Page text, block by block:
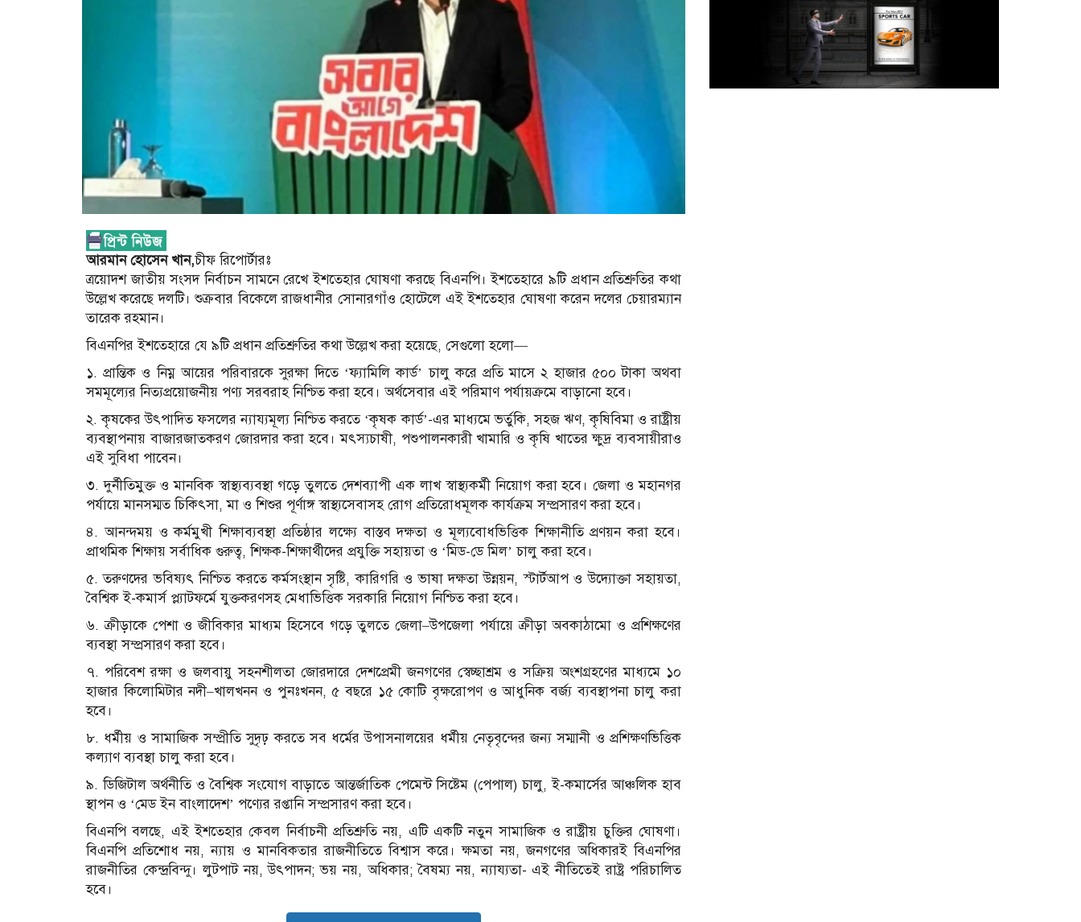
আরমান হোসেন খান,চীফ রিপোর্টারঃ
ত্রয়োদশ জাতীয় সংসদ নির্বাচন সামনে রেখে ইশতেহার ঘোষণা করছে বিএনপি। ইশতেহারে ৯টি প্রধান প্রতিশ্রুতির কথা
উল্লেখ করেছে দলটি। শুক্রবার বিকেলে রাজধানীর সোনারগাঁও হোটেলে এই ইশতেহার ঘোষণা করেন দলের চেয়ারম্যান
তারেক রহমান।
বিএনপির ইশতেহারে যে ৯টি প্রধান প্রতিশ্রুতির কথা উল্লেখ করা হয়েছে, সেগুলো হলো—
১. প্রান্তিক ও নিম্ন আয়ের পরিবারকে সুরক্ষা দিতে ‘ফ্যামিলি কার্ড’ চালু করে প্রতি মাসে ২ হাজার ৫০০ টাকা অথবা
সমমূল্যের নিত্যপ্রয়োজনীয় পণ্য সরবরাহ নিশ্চিত করা হবে। অর্থসেবার এই পরিমাণ পর্যায়ক্রমে বাড়ানো হবে।
২. কৃষকের উৎপাদিত ফসলের ন্যায্যমূল্য নিশ্চিত করতে ‘কৃষক কার্ড’-এর মাধ্যমে ভর্তুকি, সহজ ঋণ, কৃষিবিমা ও রাষ্ট্রীয়
ব্যবস্থাপনায় বাজারজাতকরণ জোরদার করা হবে। মৎস্যচাষী, পশুপালনকারী খামারি ও কৃষি খাতের ক্ষুদ্র ব্যবসায়ীরাও
এই সুবিধা পাবেন।
৩. দুর্নীতিমুক্ত ও মানবিক স্বাস্থ্যব্যবস্থা গড়ে তুলতে দেশব্যাপী এক লাখ স্বাস্থ্যকর্মী নিয়োগ করা হবে। জেলা ও মহানগর
পর্যায়ে মানসম্মত চিকিৎসা, মা ও শিশুর পূর্ণাঙ্গ স্বাস্থ্যসেবাসহ রোগ প্রতিরোধমূলক কার্যক্রম সম্প্রসারণ করা হবে।
৪. আনন্দময় ও কর্মমুখী শিক্ষাব্যবস্থা প্রতিষ্ঠার লক্ষ্যে বাস্তব দক্ষতা ও মূল্যবোধভিত্তিক শিক্ষানীতি প্রণয়ন করা হবে।
প্রাথমিক শিক্ষায় সর্বাধিক গুরুত্ব, শিক্ষক-শিক্ষার্থীদের প্রযুক্তি সহায়তা ও ‘মিড-ডে মিল’ চালু করা হবে।
৫. তরুণদের ভবিষ্যৎ নিশ্চিত করতে কর্মসংস্থান সৃষ্টি, কারিগরি ও ভাষা দক্ষতা উন্নয়ন, স্টার্টআপ ও উদ্যোক্তা সহায়তা,
বৈশ্বিক ই-কমার্স প্ল্যাটফর্মে যুক্তকরণসহ মেধাভিত্তিক সরকারি নিয়োগ নিশ্চিত করা হবে।
৬. ক্রীড়াকে পেশা ও জীবিকার মাধ্যম হিসেবে গড়ে তুলতে জেলা–উপজেলা পর্যায়ে ক্রীড়া অবকাঠামো ও প্রশিক্ষণের
ব্যবস্থা সম্প্রসারণ করা হবে।
৭. পরিবেশ রক্ষা ও জলবায়ু সহনশীলতা জোরদারে দেশপ্রেমী জনগণের স্বেচ্ছাশ্রম ও সক্রিয় অংশগ্রহণের মাধ্যমে ১০
হাজার কিলোমিটার নদী–খালখনন ও পুনঃখনন, ৫ বছরে ১৫ কোটি বৃক্ষরোপণ ও আধুনিক বর্জ্য ব্যবস্থাপনা চালু করা
হবে।
৮. ধর্মীয় ও সামাজিক সম্প্রীতি সুদৃঢ় করতে সব ধর্মের উপাসনালয়ের ধর্মীয় নেতৃবৃন্দের জন্য সম্মানী ও প্রশিক্ষণভিত্তিক
কল্যাণ ব্যবস্থা চালু করা হবে।
৯. ডিজিটাল অর্থনীতি ও বৈশ্বিক সংযোগ বাড়াতে আন্তর্জাতিক পেমেন্ট সিষ্টেম (পেপাল) চালু, ই-কমার্সের আঞ্চলিক হাব
স্থাপন ও ‘মেড ইন বাংলাদেশ’ পণ্যের রপ্তানি সম্প্রসারণ করা হবে।
বিএনপি বলছে, এই ইশতেহার কেবল নির্বাচনী প্রতিশ্রুতি নয়, এটি একটি নতুন সামাজিক ও রাষ্ট্রীয় চুক্তির ঘোষণা।
বিএনপি প্রতিশোধ নয়, ন্যায় ও মানবিকতার রাজনীতিতে বিশ্বাস করে। ক্ষমতা নয়, জনগণের অধিকারই বিএনপির
রাজনীতির কেন্দ্রবিন্দু। লুটপাট নয়, উৎপাদন; ভয় নয়, অধিকার; বৈষম্য নয়, ন্যায্যতা- এই নীতিতেই রাষ্ট্র পরিচালিত
হবে।
অক্টোবরে স্থানীয় সরকার নির্বাচন
আয়োজনের লক্ষ্যে প্রস্তুতি চলছে :
ইসি